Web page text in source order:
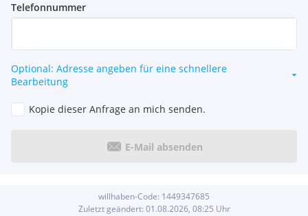
Telefonnummer
Optional: Adresse angeben für eine schnellere
Bearbeitung
Kopie dieser Anfrage an mich senden.
E-Mail absenden
willhaben-Code: 1449347685
Zuletzt geändert: 01.08.2026, 08:25 Uhr